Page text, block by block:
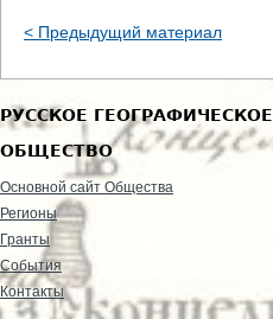
< Предыдущий материал
РУССКОЕ ГЕОГРАФИЧЕСКОЕ
ОБЩЕСТВО
Основной сайт Общества
Регионы
Гранты
События
Контакты